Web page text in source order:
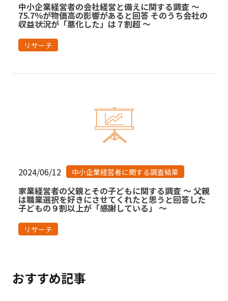
中小企業経営者の会社経営と備えに関する調査 〜
75.7％が物価高の影響があると回答 そのうち会社の
収益状況が「悪化した」は７割超 〜
リサーチ
2024/06/12 中小企業経営者に関する調査結果
家業経営者の父親とその子どもに関する調査 ～ 父親
は職業選択を好きにさせてくれたと思うと回答した
子どもの９割以上が「感謝している」 ～
リサーチ
おすすめ記事